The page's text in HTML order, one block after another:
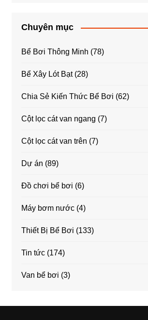
Chuyên mục
Bể Bơi Thông Minh (78)
Bể Xây Lót Bạt(28)
Chia Sẻ Kiến Thức Bể Bơi (62)
Cột lọc cát van ngang (7)
Cột lọc cát van trên (7)
Dự án (89)
Đồ chơi bể bơi (6)
Máy bơm nước(4)
Thiết Bị Bể Bơi (133)
Tin tức(174)
Van bể bơi (3)